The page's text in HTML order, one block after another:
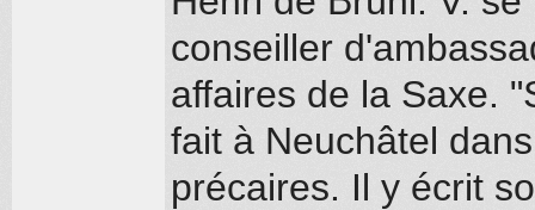
conseiller
affaires de la Saxe.
fait à Neuchâtel
précaires. Il y écrit